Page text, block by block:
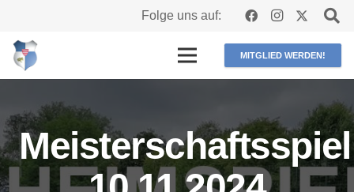
Folge uns auf:
MITGLIED WERDEN!
Meisterschaftsspiel